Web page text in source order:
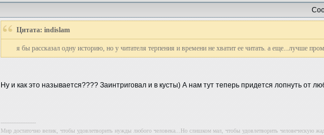
Цитата: indislam
я бы рассказал одну историю, но у читателя терпения и времени не хватит ее читать. а еще...лучше
Ну и как это называется???? Заинтриговал и в кусты) А нам тут теперь придется лопнуть от
--------------------
Мир достаточно велик, чтобы удовлетворить нужды любого человека...Но слишком мал, чтобы удовлетворить человеческую